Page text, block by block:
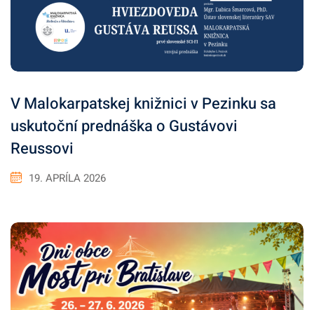
V Malokarpatskej knižnici v Pezinku sa
uskutoční prednáška o Gustávovi
Reussovi
19. APRÍLA 2026